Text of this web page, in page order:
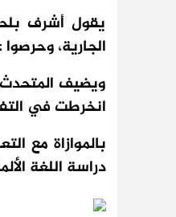
يقول أشرف
الجارية،
ويضيف
انخرطت في
بالموازاة مع
دراسة اللغة